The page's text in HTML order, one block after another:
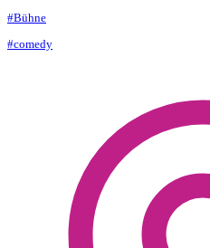
#Bühne
#comedy